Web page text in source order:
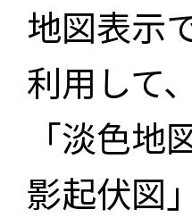
地図表示
利用して
「淡色
影起伏図